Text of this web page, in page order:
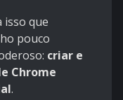
isso que
pouco
criar e
Chrome
.